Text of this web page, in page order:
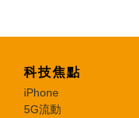
科技焦點
iPhone
5G流動